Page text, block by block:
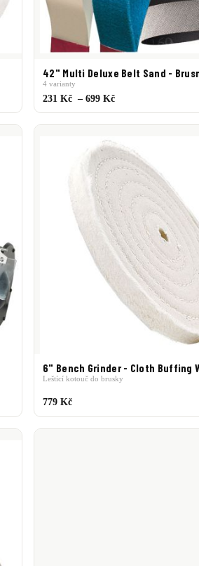
42" Multi Deluxe Belt Sand -
4 varianty
231 Kč – 699 Kč
6" Bench Grinder - Cloth Buffing
Leštící kotouč do brusky
779 Kč